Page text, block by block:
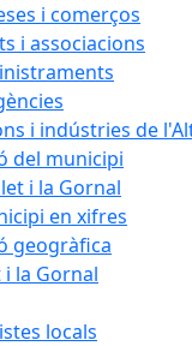
i comerços
i associacions
i indústries de
del municipi
i la Gornal
en xifres
geogràfica
i la Gornal
locals